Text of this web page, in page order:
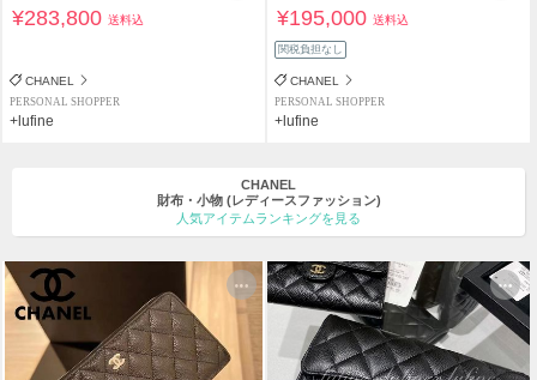
¥283,800送料込
CHANEL
PERSONAL SHOPPER
+lufine
¥195,000送料込
関税負担なし
CHANEL
PERSONAL SHOPPER
+lufine
CHANEL
財布・小物 (レディースファッション)
人気アイテムランキングを見る